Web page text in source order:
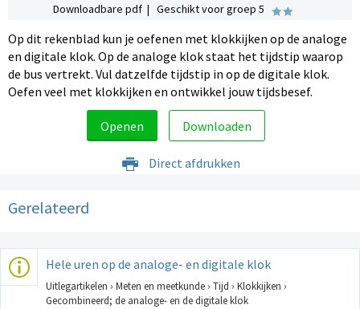
Downloadbare pdf | Geschikt voor groep 5
Op dit rekenblad kun je oefenen met klokkijken op de analoge
en digitale klok. Op de analoge klok staat het tijdstip waarop
de bus vertrekt. Vul datzelfde tijdstip in op de digitale klok.
Oefen veel met klokkijken en ontwikkel jouw tijdsbesef.
Openen Downloaden
Direct afdrukken
Gerelateerd
Hele uren op de analoge- en digitale klok
Uitlegartikelen › Meten en meetkunde › Tijd › Klokkijken ›
Gecombineerd; de analoge- en de digitale klok